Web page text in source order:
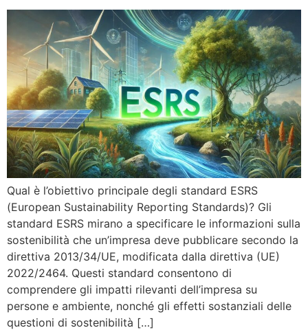
Qual è l’obiettivo principale degli standard ESRS
(European Sustainability Reporting Standards)? Gli
standard ESRS mirano a specificare le informazioni sulla
sostenibilità che un’impresa deve pubblicare secondo la
direttiva 2013/34/UE, modificata dalla direttiva (UE)
2022/2464. Questi standard consentono di
comprendere gli impatti rilevanti dell’impresa su
persone e ambiente, nonché gli effetti sostanziali delle
questioni di sostenibilità […]